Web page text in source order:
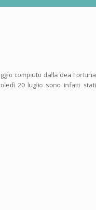
compiuto dalla dea Fortuna
20 luglio sono infatti stati